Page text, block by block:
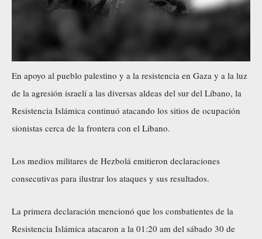
En apoyo al pueblo palestino y a la resistencia en Gaza y a la luz
de la agresión israelí a las diversas aldeas del sur del Líbano, la
Resistencia Islámica continuó atacando los sitios de ocupación
sionistas cerca de la frontera con el Líbano.
Los medios militares de Hezbolá emitieron declaraciones
consecutivas para ilustrar los ataques y sus resultados.
La primera declaración mencionó que los combatientes de la
Resistencia Islámica atacaron a la 01:20 am del sábado 30 de